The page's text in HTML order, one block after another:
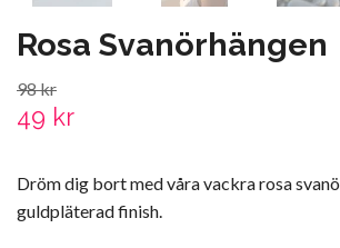
Rosa Svanörhängen
98 kr
49 kr
Dröm dig bort med våra vackra rosa
guldpläterad finish.